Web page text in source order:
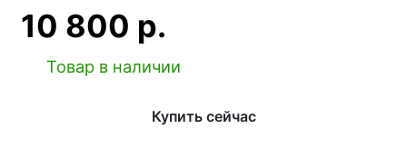
10 800 р.
Товар в наличии
Купить сейчас